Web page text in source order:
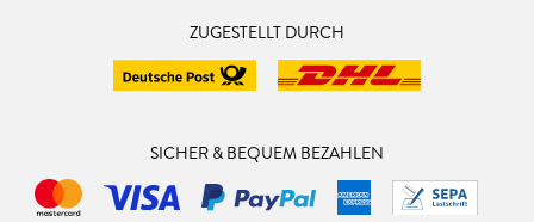
ZUGESTELLT DURCH
SICHER & BEQUEM BEZAHLEN